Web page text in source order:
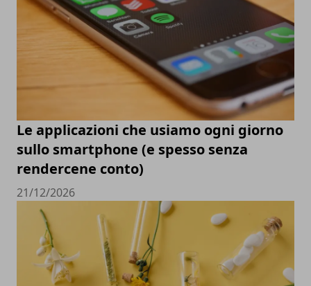
Le applicazioni che usiamo ogni giorno
sullo smartphone (e spesso senza
rendercene conto)
21/12/2026